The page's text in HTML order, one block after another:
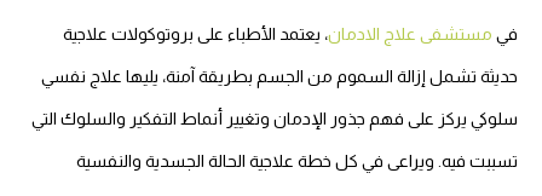
في مستشفى علاج الادمان، يعتمد الأطباء على بروتوكولات علاجية
حديثة تشمل إزالة السموم من الجسم بطريقة آمنة، يليها علاج نفسي
سلوكي يركز على فهم جذور الإدمان وتغيير أنماط التفكير والسلوك التي
تسببت فيه. ويراعى في كل خطة علاجية الحالة الجسدية والنفسية